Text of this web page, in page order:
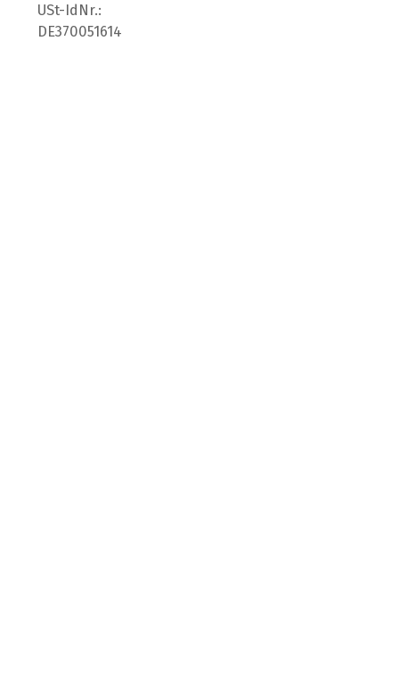
USt-IdNr.:
DE370051614